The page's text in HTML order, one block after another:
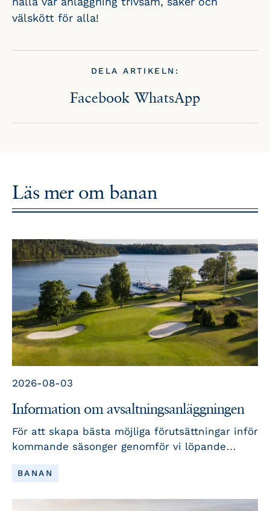
välskött för alla!
DELA ARTIKELN:
Facebook WhatsApp
Läs mer om banan
2026-08-03
Information om avsaltningsanläggningen
För att skapa bästa möjliga förutsättningar inför
kommande säsonger genomför vi löpande
underhåll och utveckling av vår
avsaltningsanläggning. Här berättar vi mer om
BANAN
LÄS MER